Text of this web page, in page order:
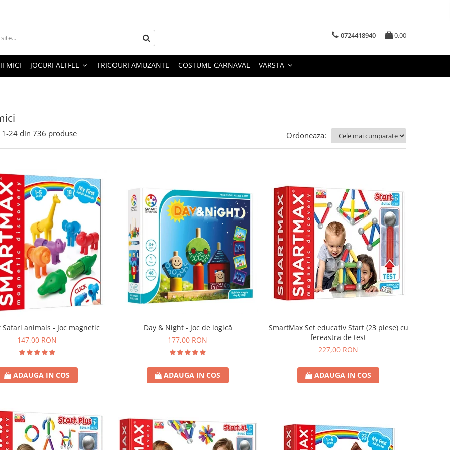
0724418940 0,00
MICI JOCURI ALTFEL TRICOURI AMUZANTE COSTUME CARNAVAL VARSTA
1-24 din 736 produse Ordoneaza:
Safari animals - Joc magnetic
147,00 RON
ADAUGA IN COS
Day & Night - Joc de logică
177,00 RON
ADAUGA IN COS
SmartMax Set educativ Start (23 piese) cu
fereastra de test
227,00 RON
ADAUGA IN COS